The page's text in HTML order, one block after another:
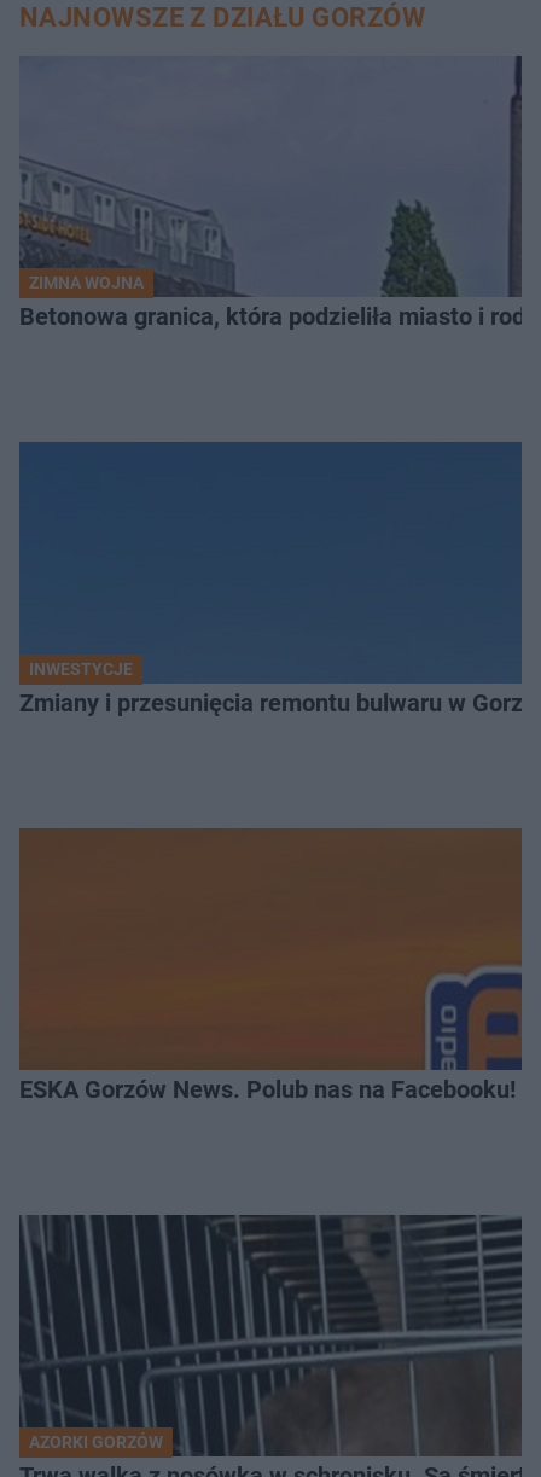
NAJNOWSZE Z DZIAŁU GORZÓW
ZIMNA WOJNA
Betonowa granica, która podzieliła miasto i
INWESTYCJE
Zmiany i przesunięcia remontu bulwaru w
ESKA Gorzów News. Polub nas na Facebooku!
AZORKI GORZÓW